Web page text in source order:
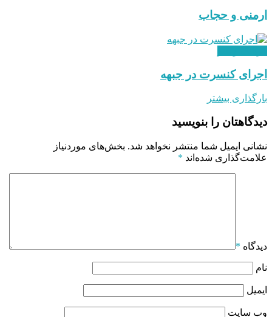
ارمنی و حجاب
اجرای کنسرت در جبهه
بارگذاری بیشتر
دیدگاهتان را بنویسید
نشانی ایمیل شما منتشر نخواهد شد. بخش‌های موردنیاز
علامت‌گذاری شده‌اند *
دیدگاه *
نام
ایمیل
وب‌ سایت